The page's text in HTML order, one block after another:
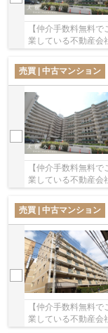
【仲介手数料無料
業している不動産
売買 | 中古マンション
【仲介手数料無料
業している不動産
417mにある物件で
売買 | 中古マンション
【仲介手数料無料
業している不動産会
まで487m以内にあ